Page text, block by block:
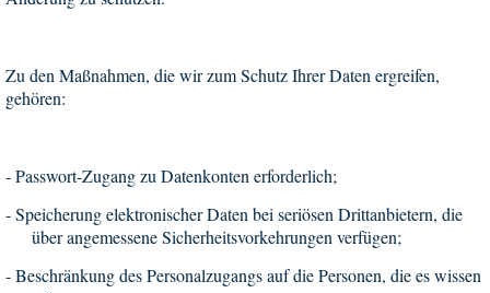
Zu den Maßnahmen, die wir zum Schutz Ihrer Daten ergreifen,
gehören:
-Passwort-Zugang zu Datenkonten erforderlich;
-Speicherung elektronischer Daten bei seriösen Drittanbietern, die
über angemessene Sicherheitsvorkehrungen verfügen;
-Beschränkung des Personalzugangs auf die Personen, die es wissen